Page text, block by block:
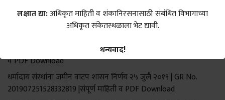
लक्षात द्या:अधिकृत माहिती व शंकानिरसनासाठी संबंधित विभागाच्या
अधिकृत संकेतस्थळाला भेट द्यावी.
धन्यवाद!
Call To Action
शिक्षण सेवक वेतन निश्चिती शासन निर्णय 15 जून 2026 | GR No.
202606151403040721 | PDF Download
जमीन मोजणी फी नवीन दर शासन निर्णय 11 जून 2026 | GR 2026 | नियम
व PDF Download
धर्मादाय संस्थांना जमीन वाटप शासन निर्णय २५ जुलै २०१९ | GR No.
201907251528332819 |संपूर्ण माहिती व PDF Download